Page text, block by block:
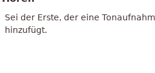
Sei der Erste, der eine
hinzufügt.